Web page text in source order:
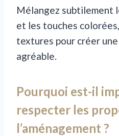
Mélangez subtilement
et les touches
textures pour créer
agréable.
Pourquoi est-il
respecter les
l’aménagement ?